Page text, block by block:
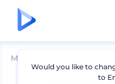
Мокапы
Would you like to
to